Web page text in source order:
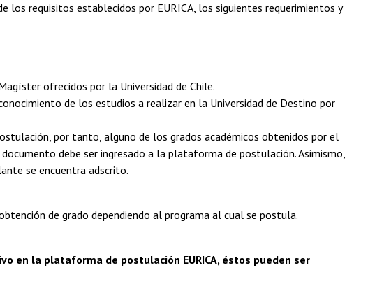
los requisitos establecidos por EURICA, los siguientes requerimientos y
ofrecidos por la Universidad de Chile.
de los estudios a realizar en la Universidad de Destino por
por tanto, alguno de los grados académicos obtenidos por el
debe ser ingresado a la plataforma de postulación. Asimismo,
se encuentra adscrito.
de grado dependiendo al programa al cual se postula.
en la plataforma de postulación EURICA, éstos pueden ser